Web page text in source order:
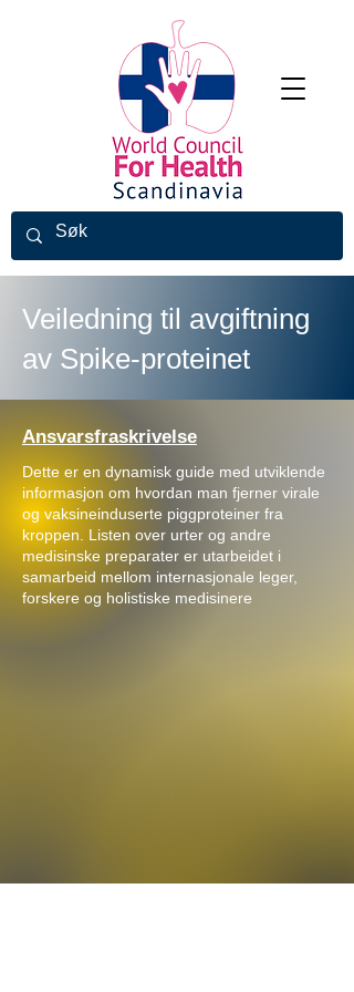
Veiledning til avgiftning
av Spike-proteinet
Ansvarsfraskrivelse
Dette er en dynamisk guide med utviklende
informasjon om hvordan man fjerner virale
og vaksineinduserte piggproteiner fra
kroppen. Listen over urter og andre
medisinske preparater er utarbeidet i
samarbeid mellom internasjonale leger,
forskere og holistiske medisinere